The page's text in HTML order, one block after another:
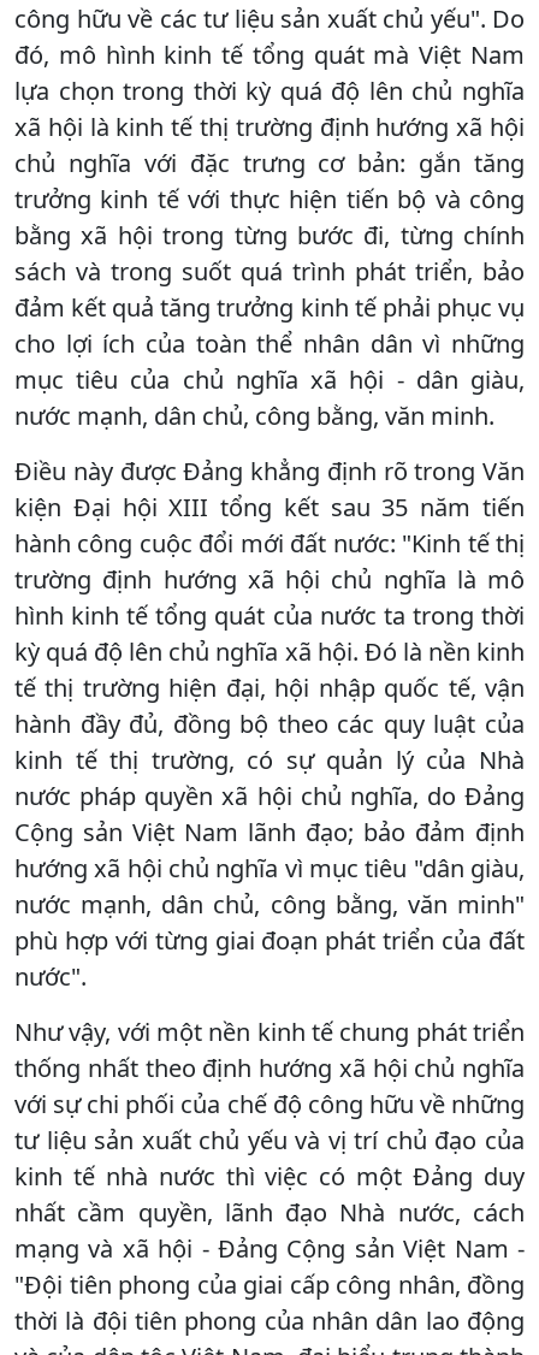
công hữu về các tư liệu sản xuất chủ yếu". Do
đó, mô hình kinh tế tổng quát mà Việt Nam
lựa chọn trong thời kỳ quá độ lên chủ nghĩa
xã hội là kinh tế thị trường định hướng xã hội
chủ nghĩa với đặc trưng cơ bản: gắn tăng
trưởng kinh tế với thực hiện tiến bộ và công
bằng xã hội trong từng bước đi, từng chính
sách và trong suốt quá trình phát triển, bảo
đảm kết quả tăng trưởng kinh tế phải phục vụ
cho lợi ích của toàn thể nhân dân vì những
mục tiêu của chủ nghĩa xã hội - dân giàu,
nước mạnh, dân chủ, công bằng, văn minh.
Ðiều này được Ðảng khẳng định rõ trong Văn
kiện Ðại hội XIII tổng kết sau 35 năm tiến
hành công cuộc đổi mới đất nước: "Kinh tế thị
trường định hướng xã hội chủ nghĩa là mô
hình kinh tế tổng quát của nước ta trong thời
kỳ quá độ lên chủ nghĩa xã hội. Ðó là nền kinh
tế thị trường hiện đại, hội nhập quốc tế, vận
hành đầy đủ, đồng bộ theo các quy luật của
kinh tế thị trường, có sự quản lý của Nhà
nước pháp quyền xã hội chủ nghĩa, do Ðảng
Cộng sản Việt Nam lãnh đạo; bảo đảm định
hướng xã hội chủ nghĩa vì mục tiêu "dân giàu,
nước mạnh, dân chủ, công bằng, văn minh"
phù hợp với từng giai đoạn phát triển của đất
nước".
Như vậy, với một nền kinh tế chung phát triển
thống nhất theo định hướng xã hội chủ nghĩa
với sự chi phối của chế độ công hữu về những
tư liệu sản xuất chủ yếu và vị trí chủ đạo của
kinh tế nhà nước thì việc có một Ðảng duy
nhất cầm quyền, lãnh đạo Nhà nước, cách
mạng và xã hội - Ðảng Cộng sản Việt Nam -
"Ðội tiên phong của giai cấp công nhân, đồng
thời là đội tiên phong của nhân dân lao động